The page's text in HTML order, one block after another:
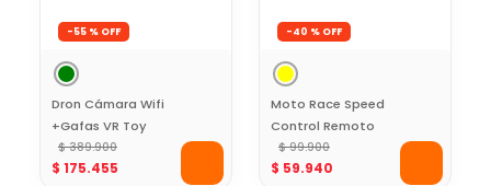
-55 %
Dron Cámara Wifi
+Gafas VR Toy
Logic
$ 389.900
$ 175.455
-40 %
Moto Race Speed
Control Remoto
Toy Logic
$ 99.900
$ 59.940